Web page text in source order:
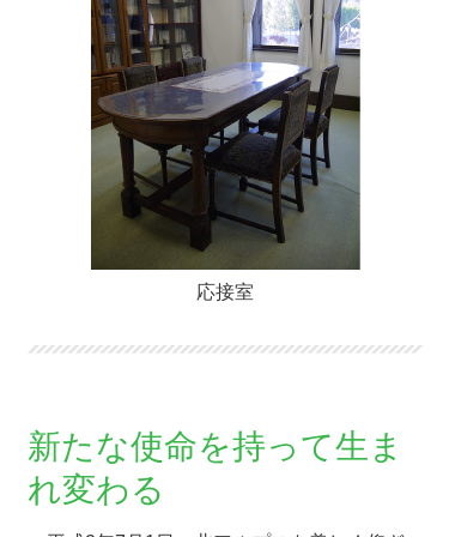
応接室
新たな使命を持って生ま
れ変わる